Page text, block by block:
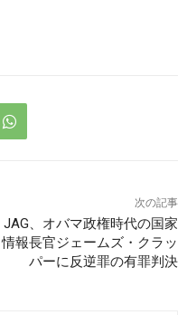
次の記事
JAG、オバマ政権時代の国家
情報長官ジェームズ・クラッ
パーに反逆罪の有罪判決